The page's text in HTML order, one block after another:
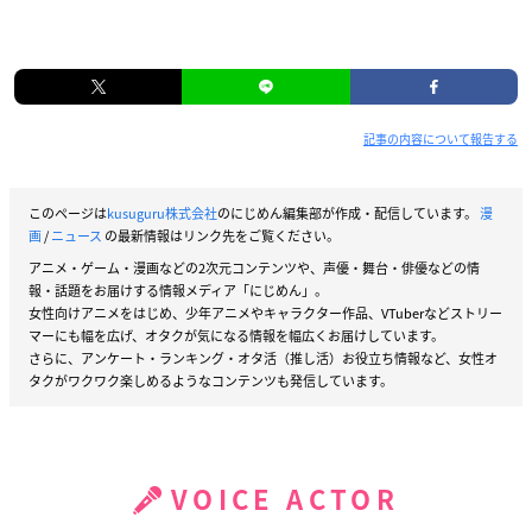
記事の内容について報告する
このページはkusuguru株式会社のにじめん編集部が作成・配信しています。 漫
画/ニュース の最新情報はリンク先をご覧ください。
アニメ・ゲーム・漫画などの2次元コンテンツや、声優・舞台・俳優などの情
報・話題をお届けする情報メディア「にじめん」。
女性向けアニメをはじめ、少年アニメやキャラクター作品、VTuberなどストリー
マーにも幅を広げ、オタクが気になる情報を幅広くお届けしています。
さらに、アンケート・ランキング・オタ活（推し活）お役立ち情報など、女性オ
タクがワクワク楽しめるようなコンテンツも発信しています。
VOICE ACTOR